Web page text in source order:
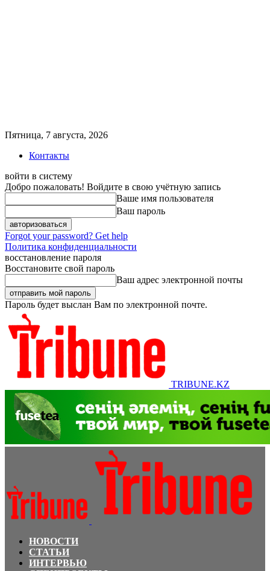
Пятница, 7 августа, 2026
Контакты
войти в систему
Добро пожаловать! Войдите в свою учётную запись
Ваше имя пользователя
Ваш пароль
Forgot your password? Get help
Политика конфиденциальности
восстановление пароля
Восстановите свой пароль
Ваш адрес электронной почты
Пароль будет выслан Вам по электронной почте.
TRIBUNE.KZ
НОВОСТИ
СТАТЬИ
ИНТЕРВЬЮ